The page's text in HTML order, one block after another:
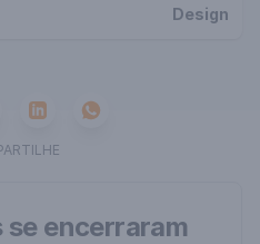
Design
LinkedinWhatsapp
se encerraram